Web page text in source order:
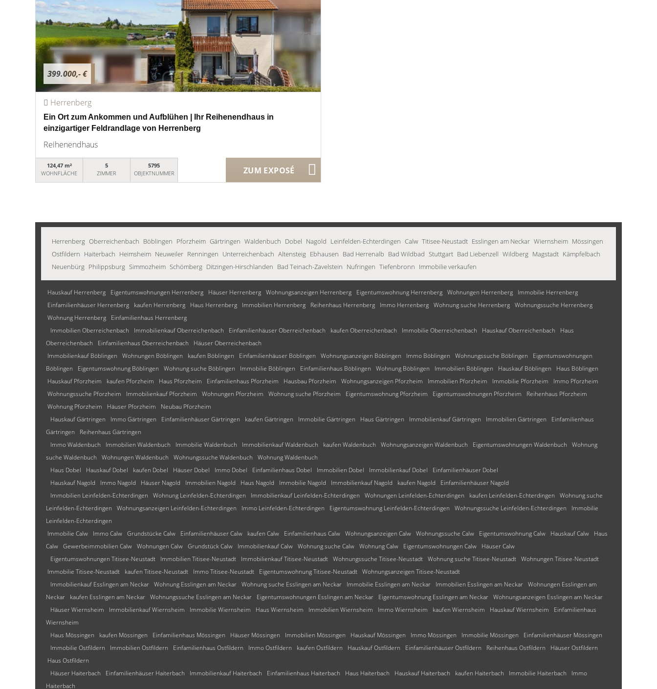
399.000,- €
Herrenberg
Ein Ort zum Ankommen und Aufblühen | Ihr Reihenendhaus in
einzigartiger Feldrandlage von Herrenberg
Reihenendhaus
124,47 m²
WOHNFLÄCHE
5
ZIMMER
5795
OBJEKTNUMMER
ZUM EXPOSÉ
Herrenberg Oberreichenbach Böblingen Pforzheim Gärtringen Waldenbuch Dobel Nagold Leinfelden-Echterdingen Calw Titisee-Neustadt Esslingen am Neckar Wiernsheim Mössingen
Ostfildern Haiterbach Heimsheim Neuweiler Renningen Unterreichenbach Altensteig Ebhausen Bad Herrenalb Bad Wildbad Stuttgart Bad Liebenzell Wildberg Magstadt Kämpfelbach
Neuenbürg Philippsburg Simmozheim Schömberg Ditzingen-Hirschlanden Bad Teinach-Zavelstein Nufringen Tiefenbronn Immobilie verkaufen
Hauskauf Herrenberg Eigentumswohnungen Herrenberg Häuser Herrenberg Wohnungsanzeigen Herrenberg Eigentumswohnung Herrenberg Wohnungen Herrenberg
Immobilie Herrenberg
Einfamilienhäuser Herrenberg
kaufen Herrenberg Haus Herrenberg Immobilien Herrenberg Reihenhaus Herrenberg Immo Herrenberg Wohnung suche Herrenberg Wohnungssuche Herrenberg
Wohnung Herrenberg
Einfamilienhaus Herrenberg
Immobilien Oberreichenbach
Immobilienkauf Oberreichenbach Einfamilienhäuser Oberreichenbach kaufen Oberreichenbach Immobilie Oberreichenbach Hauskauf Oberreichenbach
Haus
Oberreichenbach
Einfamilienhaus Oberreichenbach
Häuser Oberreichenbach
Immobilienkauf Böblingen
Wohnungen Böblingen kaufen Böblingen Einfamilienhäuser Böblingen Wohnungsanzeigen Böblingen Immo Böblingen Wohnungssuche Böblingen
Eigentumswohnungen
Böblingen
Eigentumswohnung Böblingen Wohnung suche Böblingen Immobilie Böblingen Einfamilienhaus Böblingen Wohnung Böblingen Immobilien Böblingen Hauskauf Böblingen
Haus Böblingen
Hauskauf Pforzheim
kaufen Pforzheim Haus Pforzheim Einfamilienhaus Pforzheim Hausbau Pforzheim Wohnungsanzeigen Pforzheim Immobilien Pforzheim Immobilie Pforzheim
Immo Pforzheim
Wohnungssuche Pforzheim
Immobilienkauf Pforzheim Wohnungen Pforzheim Wohnung suche Pforzheim Eigentumswohnung Pforzheim Eigentumswohnungen Pforzheim
Reihenhaus Pforzheim
Wohnung Pforzheim
Häuser Pforzheim
Neubau Pforzheim
Hauskauf Gärtringen
Immo Gärtringen Einfamilienhäuser Gärtringen kaufen Gärtringen Immobilie Gärtringen Haus Gärtringen Immobilienkauf Gärtringen Immobilien Gärtringen
Einfamilienhaus
Gärtringen
Reihenhaus Gärtringen
Immo Waldenbuch
Immobilien Waldenbuch Immobilie Waldenbuch Immobilienkauf Waldenbuch kaufen Waldenbuch Wohnungsanzeigen Waldenbuch Eigentumswohnungen Waldenbuch
Wohnung
suche Waldenbuch
Wohnungen Waldenbuch Wohnungssuche Waldenbuch
Wohnung Waldenbuch
Haus Dobel
Hauskauf Dobel kaufen Dobel Häuser Dobel Immo Dobel Einfamilienhaus Dobel Immobilien Dobel Immobilienkauf Dobel
Einfamilienhäuser Dobel
Hauskauf Nagold
Immo Nagold Häuser Nagold Immobilien Nagold Haus Nagold Immobilie Nagold Immobilienkauf Nagold kaufen Nagold
Einfamilienhäuser Nagold
Immobilien Leinfelden-Echterdingen
Wohnung Leinfelden-Echterdingen Immobilienkauf Leinfelden-Echterdingen Wohnungen Leinfelden-Echterdingen kaufen Leinfelden-Echterdingen
Wohnung suche
Leinfelden-Echterdingen
Wohnungsanzeigen Leinfelden-Echterdingen Immo Leinfelden-Echterdingen Eigentumswohnung Leinfelden-Echterdingen Wohnungssuche Leinfelden-Echterdingen
Immobilie
Leinfelden-Echterdingen
Immobilie Calw
Immo Calw Grundstücke Calw Einfamilienhäuser Calw kaufen Calw Einfamilienhaus Calw Wohnungsanzeigen Calw Wohnungssuche Calw Eigentumswohnung Calw Hauskauf Calw
Haus
Calw Gewerbeimmobilien Calw Wohnungen Calw Grundstück Calw Immobilienkauf Calw Wohnung suche Calw Wohnung Calw Eigentumswohnungen Calw
Häuser Calw
Eigentumswohnungen Titisee-Neustadt
Immobilien Titisee-Neustadt Immobilienkauf Titisee-Neustadt Wohnungssuche Titisee-Neustadt Wohnung suche Titisee-Neustadt Wohnungen Titisee-Neustadt
Immobilie Titisee-Neustadt
kaufen Titisee-Neustadt Immo Titisee-Neustadt Eigentumswohnung Titisee-Neustadt Wohnungsanzeigen Titisee-Neustadt
Immobilienkauf Esslingen am Neckar Wohnung Esslingen am Neckar Wohnung suche Esslingen am Neckar Immobilie Esslingen am Neckar Immobilien Esslingen am Neckar Wohnungen Esslingen am
Neckar
kaufen Esslingen am Neckar Wohnungssuche Esslingen am Neckar Eigentumswohnungen Esslingen am Neckar Eigentumswohnung Esslingen am Neckar Wohnungsanzeigen Esslingen am Neckar
Häuser Wiernsheim
Immobilienkauf Wiernsheim Immobilie Wiernsheim Haus Wiernsheim Immobilien Wiernsheim Immo Wiernsheim kaufen Wiernsheim Hauskauf Wiernsheim
Einfamilienhaus
Wiernsheim
Haus Mössingen
kaufen Mössingen Einfamilienhaus Mössingen Häuser Mössingen Immobilien Mössingen Hauskauf Mössingen Immo Mössingen Immobilie Mössingen
Einfamilienhäuser Mössingen
Immobilie Ostfildern
Immobilien Ostfildern Einfamilienhaus Ostfildern Immo Ostfildern kaufen Ostfildern Hauskauf Ostfildern Einfamilienhäuser Ostfildern Reihenhaus Ostfildern
Häuser Ostfildern
Haus Ostfildern
Häuser Haiterbach
Einfamilienhäuser Haiterbach Immobilienkauf Haiterbach Einfamilienhaus Haiterbach Haus Haiterbach Hauskauf Haiterbach kaufen Haiterbach Immobilie Haiterbach
Immo
Haiterbach